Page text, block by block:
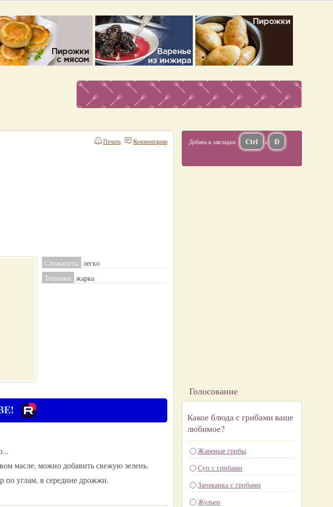
Комментарии
Печать
Сложность: легкo
Техники: жарка
масле, можно добавить свежую зелень.
по углам, в середине дрожжи.
Добавь в закладки Ctrl + D
Голосование
Какое блюда с грибами ваше
любимое?
Жареные грибы
Суп с грибами
Запеканка с грибами
Жульен